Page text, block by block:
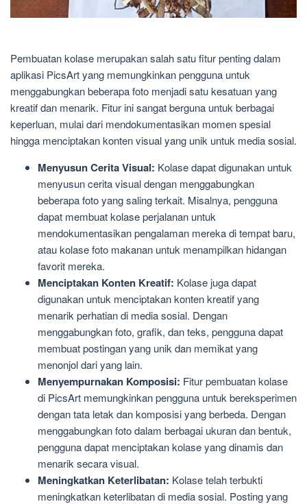
Pembuatan kolase merupakan salah satu fitur penting dalam
aplikasi PicsArt yang memungkinkan pengguna untuk
menggabungkan beberapa foto menjadi satu kesatuan yang
kreatif dan menarik. Fitur ini sangat berguna untuk berbagai
keperluan, mulai dari mendokumentasikan momen spesial
hingga menciptakan konten visual yang unik untuk media sosial.
Menyusun Cerita Visual: Kolase dapat digunakan untuk
menyusun cerita visual dengan menggabungkan
beberapa foto yang saling terkait. Misalnya, pengguna
dapat membuat kolase perjalanan untuk
mendokumentasikan pengalaman mereka di tempat baru,
atau kolase foto makanan untuk menampilkan hidangan
favorit mereka.
Menciptakan Konten Kreatif: Kolase juga dapat
digunakan untuk menciptakan konten kreatif yang
menarik perhatian di media sosial. Dengan
menggabungkan foto, grafik, dan teks, pengguna dapat
membuat postingan yang unik dan memikat yang
menonjol dari yang lain.
Menyempurnakan Komposisi: Fitur pembuatan kolase
di PicsArt memungkinkan pengguna untuk bereksperimen
dengan tata letak dan komposisi yang berbeda. Dengan
menggabungkan foto dalam berbagai ukuran dan bentuk,
pengguna dapat menciptakan kolase yang dinamis dan
menarik secara visual.
Meningkatkan Keterlibatan: Kolase telah terbukti
meningkatkan keterlibatan di media sosial. Posting yang